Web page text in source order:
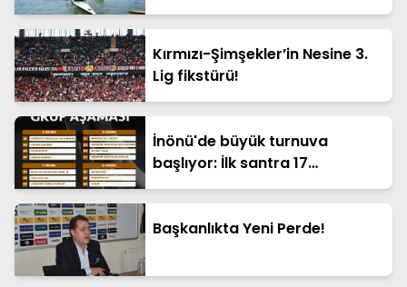
Kırmızı-Şimşekler’in Nesine 3.
Lig fikstürü!
İnönü'de büyük turnuva
başlıyor: İlk santra 17
Temmuz'da
Başkanlıkta Yeni Perde!